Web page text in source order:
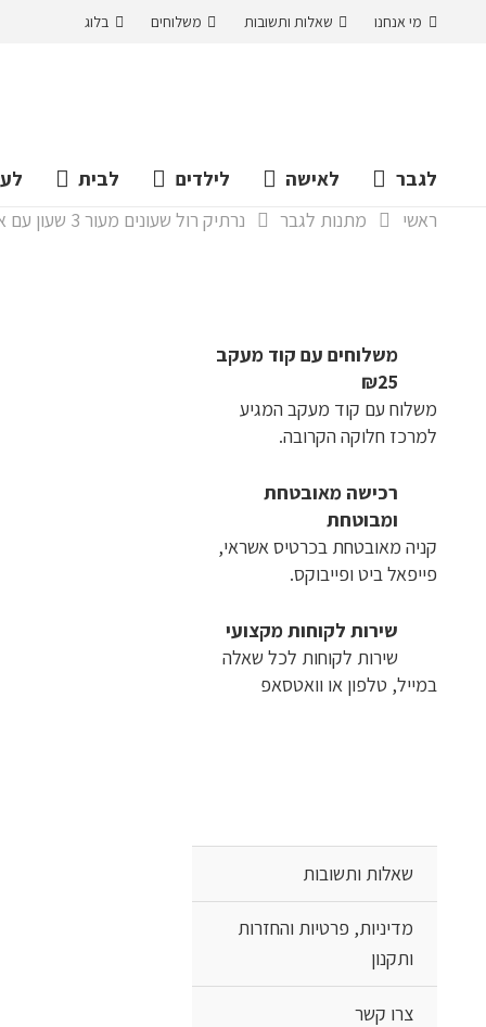
מי אנחנו שאלות ותשובות משלוחים בלוג
לגבר לאישה לילדים לבית
ראשי
מתנות לגבר נרתיק רול שעונים מעור 3 שעון עם אבזם חיצוני לנסיעות, מתנות לגברים שאוהבים את השעונים איתם
משלוחים עם קוד מעקב
₪25
משלוח​ עם קוד מעקב המגיע
למרכז חלוקה הקרובה.
רכישה​ ​מאובטחת
ומבוטחת
קניה מאובטחת בכרטיס אשראי,
פייפאל ביט ופייבוקס.
שירות לקוחות מקצועי
שירות לקוחות לכל שאלה
במייל, טלפון או וואטסאפ
שאלות ותשובות
מדיניות, פרטיות והחזרות
ותקנון
צרו קשר